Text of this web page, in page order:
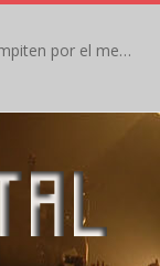
Crónica: In Flames y The Baboon Show compiten por el mejor concierto del día en el Leyendas del Rock – Viernes – Agosto 2026